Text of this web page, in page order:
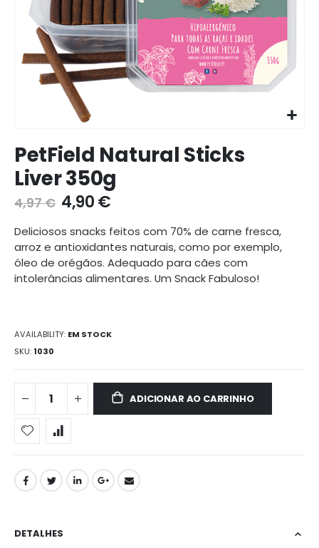
para
o
início
da
galeria
de
PetField Natural Sticks
Liver 350g
4,97 € 4,90 €
Deliciosos snacks feitos com 70% de carne fresca,
arroz e antioxidantes naturais, como por exemplo,
óleo de orégãos. Adequado para cães com
intolerâncias alimentares. Um Snack Fabuloso!
AVAILABILITY: EM STOCK
SKU 1030
ADICIONAR AO CARRINHO
DETALHES